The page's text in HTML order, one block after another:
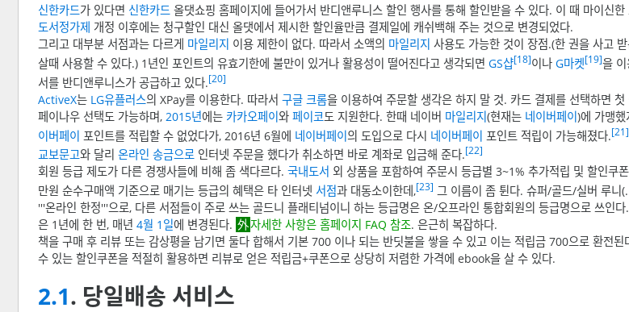
신한카드가 있다면 신한카드 올댓쇼핑 홈페이지에 들어가서 반디앤루니스 할인 행사를 통해 할인받을 수 있다. 이 때 마이신
도서정가제 개정 이후에는 청구할인 대신 올댓에서 제시한 할인율만큼 결제일에 캐쉬백해 주는 것으로 변경되었다.
그리고 대부분 서점과는 다르게 마일리지 이용 제한이 없다. 따라서 소액의 마일리지 사용도 가능한 것이 장점.(한 권을 사고
살때 사용할 수 있다.) 1년인 포인트의 유효기한에 불만이 있거나 활용성이 떨어진다고 생각되면 GS샵[18]이나 G마켓[19]을
서를 반디앤루니스가 공급하고 있다.[20]
ActiveX는 LG유플러스의 XPay를 이용한다. 따라서 구글 크롬을 이용하여 주문할 생각은 하지 말 것. 카드 결제를 선택하면 첫
페이나우 선택도 가능하며, 2015년에는 카카오페이와 페이코 도 지원한다. 한때 네이버 마일리지(현재는 네이버페이)에 가맹
이버페이 포인트를 적립할 수 없었다가, 2016년 6월에 네이버페이의 도입으로 다시 네이버페이 포인트 적립이 가능해졌다.[21]
교보문고와 달리 온라인 송금으로 인터넷 주문을 했다가 취소하면 바로 계좌로 입금해 준다.[22]
회원 등급 제도가 다른 경쟁사들에 비해 좀 색다르다. 국내도서 외 상품을 포함하여 주문시 등급별 3~1% 추가적립 및 할인쿠
만원 순수구매액 기준으로 매기는 등급의 혜택은 타 인터넷 서점과 대동소이한데,[23] 그 이름이 좀 튄다. 슈퍼/골드/실버 루니
'''온라인 한정'''으로, 다른 서점들이 주로 쓰는 골드니 플래티넘이니 하는 등급명은 온/오프라인 통합회원의 등급명으로 쓰인
은 1년에 한 번, 매년 4월 1일에 변경된다. 자세한 사항은 홈페이지 FAQ 참조. 은근히 복잡하다.
책을 구매 후 리뷰 또는 감상평을 남기면 둘다 합해서 기본 700 이나 되는 반딧불을 쌓을 수 있고 이는 적립금 700으로 환전
수 있는 할인쿠폰을 적절히 활용하면 리뷰로 얻은 적립금+쿠폰으로 상당히 저렴한 가격에 ebook을 살 수 있다.
2.1. 당일배송 서비스